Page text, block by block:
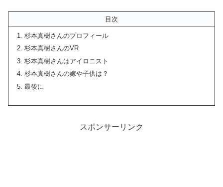
目次
杉本真樹さんのプロフィール
杉本真樹さんのVR
杉本真樹さんはアイロニスト
杉本真樹さんの嫁や子供は？
最後に
スポンサーリンク